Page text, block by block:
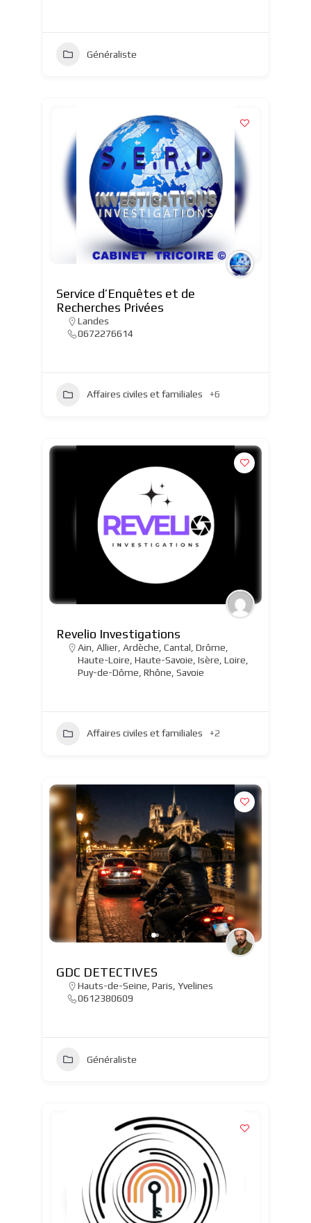
Généraliste
Service d’Enquêtes et de
Recherches Privées
Landes
0672276614
Affaires civiles et familiales +6
Revelio Investigations
Ain Allier, Ardèche Cantal Drôme
Haute-Loire Haute-Savoie Isère Loire
Puy-de-Dôme Rhône Savoie
Affaires civiles et familiales +2
GDC DETECTIVES
Hauts-de-Seine Paris Yvelines
0612380609
Généraliste